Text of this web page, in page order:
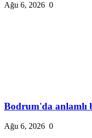
Ağu 6, 2026 0
Bodrum'da anlamlı
Ağu 6, 2026 0